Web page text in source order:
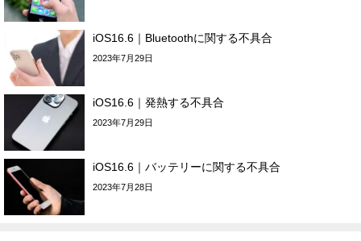
iOS16.6｜Bluetoothに関する不具合
2023年7月29日
iOS16.6｜発熱する不具合
2023年7月29日
iOS16.6｜バッテリーに関する不具合
2023年7月28日